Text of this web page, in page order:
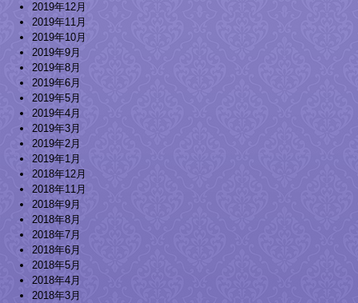
2019年12月
2019年11月
2019年10月
2019年9月
2019年8月
2019年6月
2019年5月
2019年4月
2019年3月
2019年2月
2019年1月
2018年12月
2018年11月
2018年9月
2018年8月
2018年7月
2018年6月
2018年5月
2018年4月
2018年3月